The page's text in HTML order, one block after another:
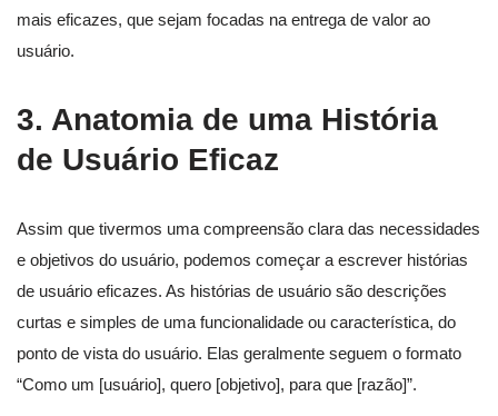
mais eficazes, que sejam focadas na entrega de valor ao
usuário.
3. Anatomia de uma História
de Usuário Eficaz
Assim que tivermos uma compreensão clara das necessidades
e objetivos do usuário, podemos começar a escrever histórias
de usuário eficazes. As histórias de usuário são descrições
curtas e simples de uma funcionalidade ou característica, do
ponto de vista do usuário. Elas geralmente seguem o formato
“Como um [usuário], quero [objetivo], para que [razão]”.